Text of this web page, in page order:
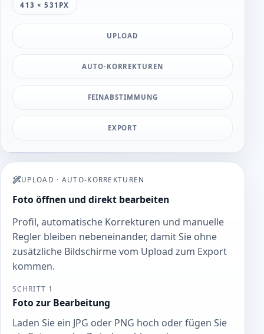
413 × 531PX
UPLOAD
AUTO-KORREKTUREN
FEINABSTIMMUNG
EXPORT
UPLOAD · AUTO-KORREKTUREN
Foto öffnen und direkt bearbeiten
Profil, automatische Korrekturen und manuelle
Regler bleiben nebeneinander, damit Sie ohne
zusätzliche Bildschirme vom Upload zum Export
kommen.
SCHRITT 1
Foto zur Bearbeitung
Laden Sie ein JPG oder PNG hoch oder fügen Sie